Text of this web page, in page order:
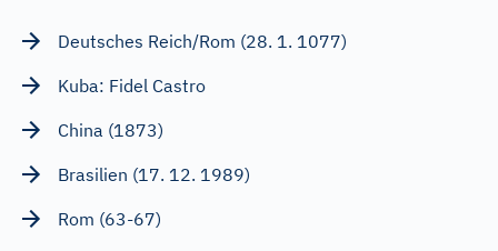
Deutsches Reich/Rom (28. 1. 1077)
Kuba: Fidel Castro
China (1873)
Brasilien (17. 12. 1989)
Rom (63-67)